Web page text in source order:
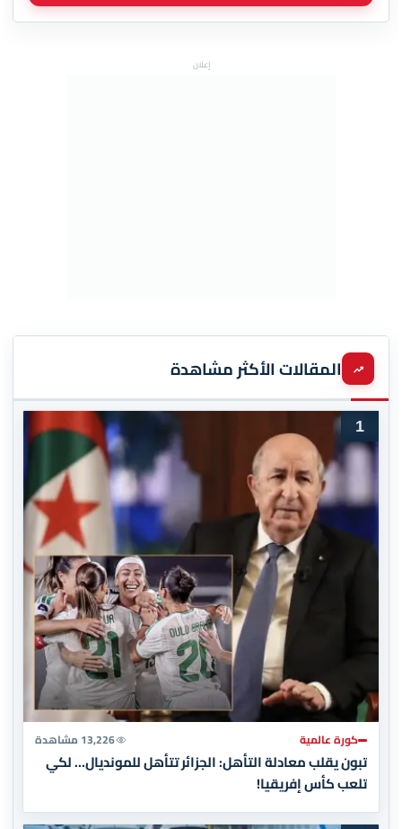
إعلان
المقالات الأكثر مشاهدة
1
كورة عالمية 13,226 مشاهدة
تبون يقلب معادلة التأهل: الجزائر تتأهل للمونديال… لكي
تلعب كأس إفريقيا!